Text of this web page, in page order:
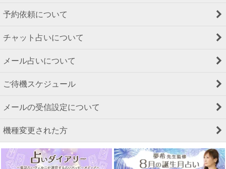
予約依頼について
チャット占いについて
メール占いについて
ご待機スケジュール
メールの受信設定について
機種変更された方